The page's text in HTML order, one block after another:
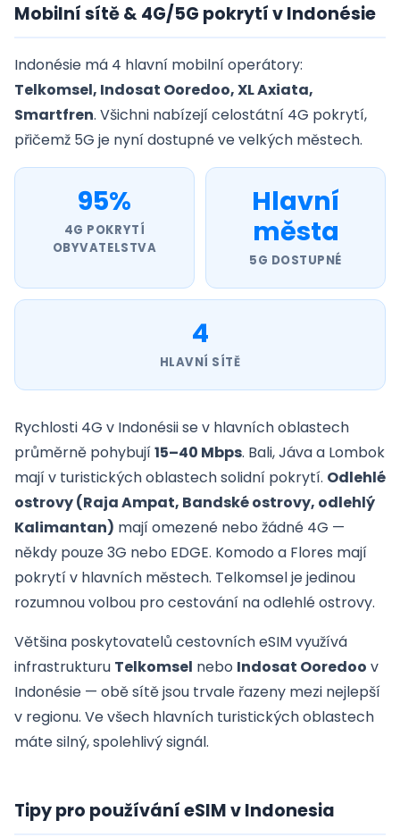
Mobilní sítě & 4G/5G pokrytí v Indonésie
Indonésie má 4 hlavní mobilní operátory:
Telkomsel, Indosat Ooredoo, XL Axiata,
Smartfren. Všichni nabízejí celostátní 4G pokrytí,
přičemž 5G je nyní dostupné ve velkých městech.
95%
4G POKRYTÍ
OBYVATELSTVA
Hlavní
města
5G DOSTUPNÉ
4
HLAVNÍ SÍTĚ
Rychlosti 4G v Indonésii se v hlavních oblastech
průměrně pohybují15–40 Mbps. Bali, Jáva a Lombok
mají v turistických oblastech solidní pokrytí. Odlehlé
ostrovy (Raja Ampat, Bandské ostrovy, odlehlý
Kalimantan) mají omezené nebo žádné 4G —
někdy pouze 3G nebo EDGE. Komodo a Flores mají
pokrytí v hlavních městech. Telkomsel je jedinou
rozumnou volbou pro cestování na odlehlé ostrovy.
Většina poskytovatelů cestovních eSIM využívá
infrastrukturu Telkomsel nebo Indosat Ooredoo v
Indonésie — obě sítě jsou trvale řazeny mezi nejlepší
v regionu. Ve všech hlavních turistických oblastech
máte silný, spolehlivý signál.
Tipy pro používání eSIM v Indonesia